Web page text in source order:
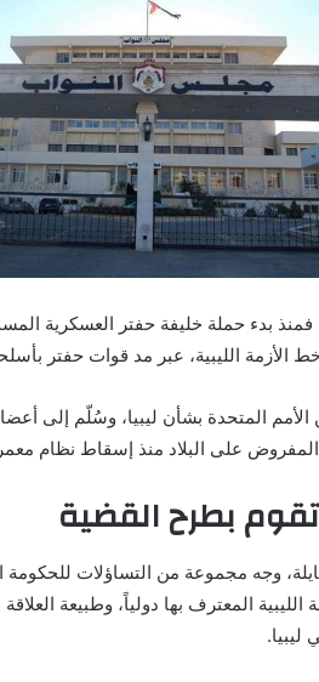
الأزمة الليبية، عبر مد قوات حفتر
الأمم المتحدة بشأن ليبيا، وسُلّم إلى
على البلاد منذ إسقاط نظام معمر
تقوم بطرح القضية
وجه مجموعة من التساؤلات
المعترف بها دولياً، وطبيعة
ليبيا.